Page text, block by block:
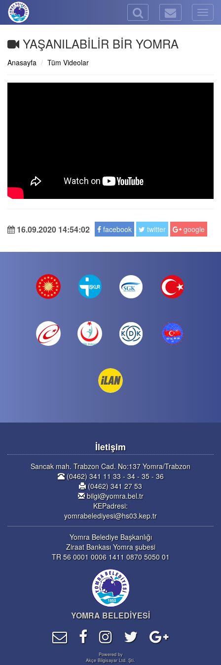
YAŞANILABİLİR BİR YOMRA
Anasayfa Tüm Videolar
16.09.2020 14:54:02 facebook twitter google
İletişim
Sancak mah. Trabzon Cad. No:137 Yomra/Trabzon
(0462) 341 11 33 - 34 - 35 - 36
(0462) 341 27 53
bilgi@yomra.bel.tr
KEPadresi:
yomrabelediyesi@hs03.kep.tr
Yomra Belediye Başkanlığı
Ziraat Bankası Yomra şubesi
TR 56 0001 0006 1411 0870 5050 01
YOMRA BELEDİYESİ
Powered by
Akçe Bilgisayar Ltd. Şti.